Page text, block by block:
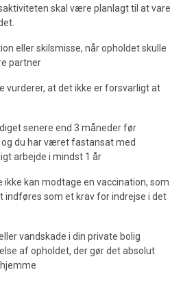
skal være planlagt til at vare
eller skilsmisse, når opholdet skulle
partner
vurderer, at det ikke er forsvarligt at
senere end 3 måneder før
du har været fastansat med
arbejde i mindst 1 år
kan modtage en vaccination, som
indføres som et krav for indrejse i det
vandskade i din private bolig
af opholdet, der gør det absolut